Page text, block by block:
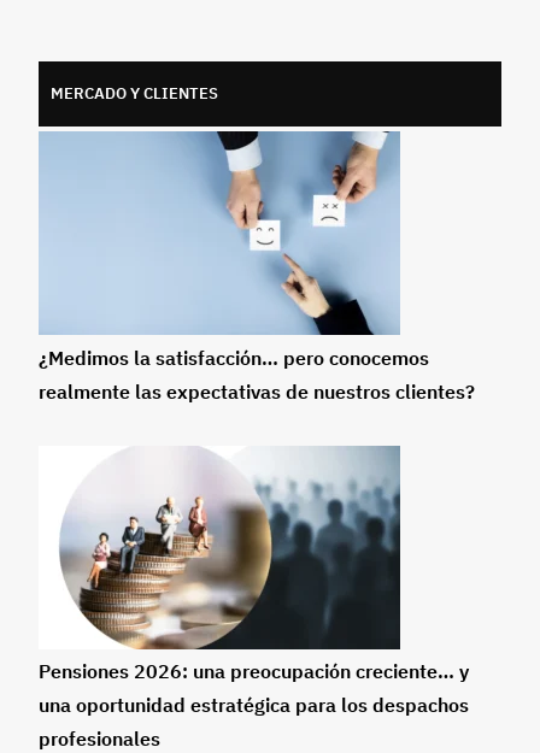
MERCADO Y CLIENTES
¿Medimos la satisfacción… pero conocemos
realmente las expectativas de nuestros clientes?
Pensiones 2026: una preocupación creciente… y
una oportunidad estratégica para los despachos
profesionales